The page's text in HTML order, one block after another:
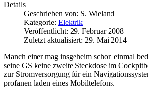
Details
Geschrieben von: S. Wieland
Kategorie: Elektrik
Veröffentlicht: 29. Februar 2008
Zuletzt aktualisiert: 29. Mai 2014
Manch einer mag insgeheim schon einmal
seine GS keine zweite Steckdose im
zur Stromversorgung für ein
profanen laden eines Mobiltelefons.